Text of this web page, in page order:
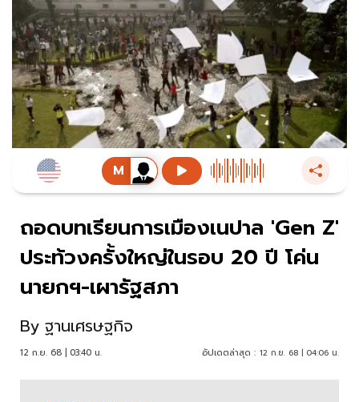
ถอดบทเรียนการเมืองเนปาล 'Gen Z'
ประท้วงครั้งใหญ่ในรอบ 20 ปี โค่น
นายกฯ-เผารัฐสภา
By ฐานเศรษฐกิจ
12 ก.ย. 68 | 03:40 น. อัปเดตล่าสุด : 12 ก.ย. 68 | 04:06 น.